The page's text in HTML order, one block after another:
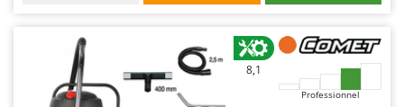
Rossofuoco
Rover Pompe
8,1
Professionnel